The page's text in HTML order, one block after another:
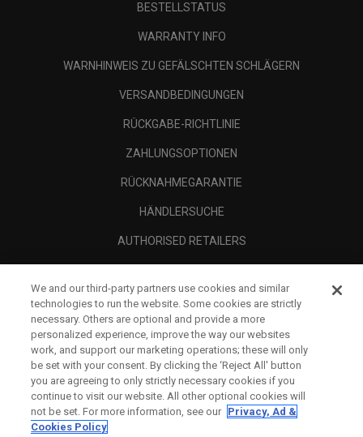
BESTELLSTATUS
WARRANTY INFO
WARNHINWEIS ZU GEFÄLSCHTEN SCHLÄGERN
VERSANDBEDINGUNGEN
RÜCKGABE-RICHTLINIE
ZAHLUNGSOPTIONEN
RÜCKNAHMEGARANTIE
HÄNDLERSUCHE
AUTHORISED RETAILERS
UNTERNEHMENSPROFIL
RECHTLICHES-
We and our third-party partners use cookies and similar
technologies to run the website. Some cookies are strictly
necessary. Others are optional and provide a more
personalized experience, improve the way our websites
work, and support our marketing operations; these will only
be set with your consent. By clicking the ‘Reject All' button
you are agreeing to only strictly necessary cookies if you
continue to visit our website. All other optional cookies will
not be set. For more information, see our Privacy, Ad &
Cookies Policy